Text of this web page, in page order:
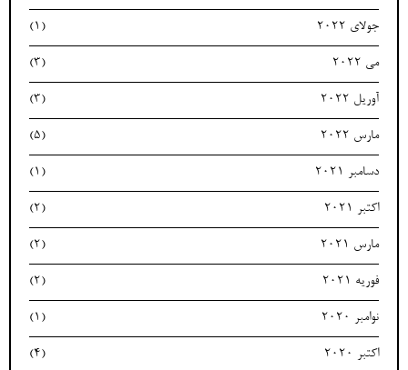
جولای 2022 (1)
می 2022 (3)
آوریل 2022 (3)
مارس 2022 (5)
دسامبر 2021 (1)
اکتبر 2021 (2)
مارس 2021 (2)
فوریه 2021 (2)
نوامبر 2020 (1)
اکتبر 2020 (4)